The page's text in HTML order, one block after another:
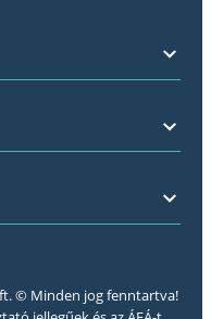
© Minden jog fenntartva!